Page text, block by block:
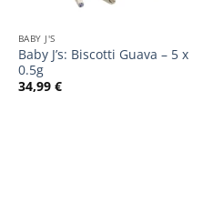
BABY J'S
Baby J’s: Biscotti Guava – 5 x
0.5g
34,99 €